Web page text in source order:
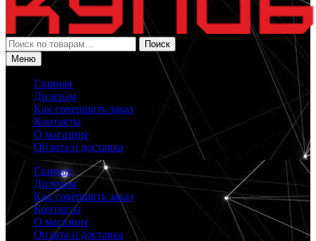
Искать:
Поиск
Меню
Главная
Дилерам
Как совершить заказ
Контакты
О магазине
Оплата и доставка
Главная
Дилерам
Как совершить заказ
Контакты
О магазине
Оплата и доставка